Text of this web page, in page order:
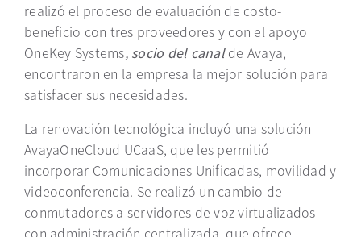
realizó el proceso de evaluación de costo-
beneficio con tres proveedores y con el apoyo
OneKey Systems, socio del canalde Avaya,
encontraron en la empresa la mejor solución para
satisfacer sus necesidades.
La renovación tecnológica incluyó una solución
AvayaOneCloud UCaaS, que les permitió
incorporar Comunicaciones Unificadas, movilidad y
videoconferencia. Se realizó un cambio de
conmutadores a servidores de voz virtualizados
con administración centralizada, que ofrece